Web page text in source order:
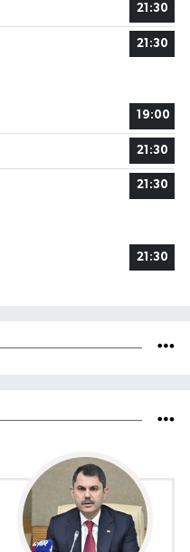
21:30
21:30
19:00
21:30
21:30
21:30